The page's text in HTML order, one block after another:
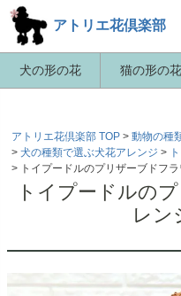
犬の形の花 猫の形の花
アトリエ花倶楽部
アトリエ花倶楽部 TOP
動物の種
犬の種類で選ぶ犬花アレンジ
トイプードルのプリザーブドフ
トイプードルの
レン